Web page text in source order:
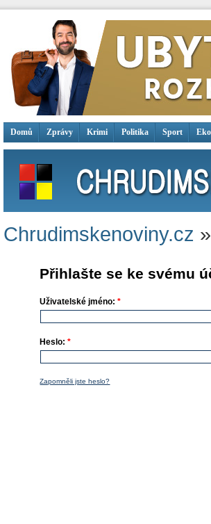
Domů Zprávy Krimi Politika Sport
Chrudimskenoviny.cz
Přihlašte se ke svému
Uživatelské jméno:*
Heslo:*
Zapomněli jste heslo?